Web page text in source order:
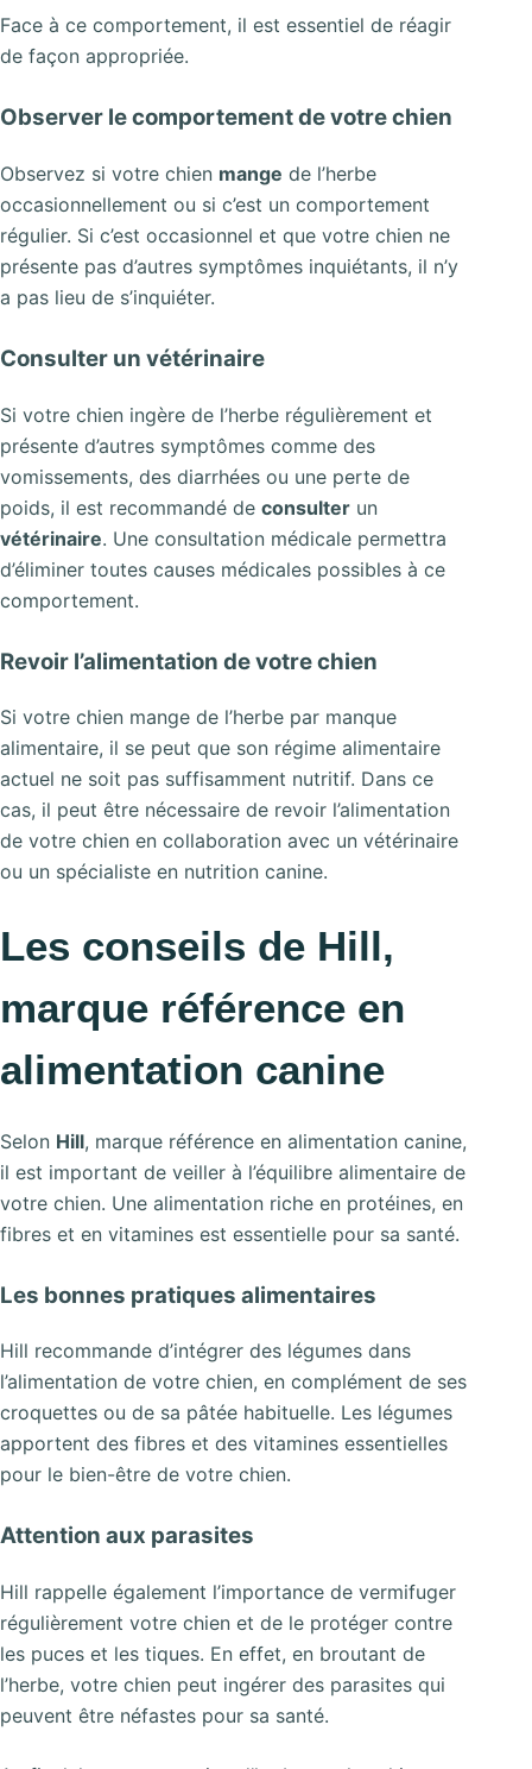
Face à ce comportement, il est essentiel de réagir
de façon appropriée.
Observer le comportement de votre chien
Observez si votre chien mange de l’herbe
occasionnellement ou si c’est un comportement
régulier. Si c’est occasionnel et que votre chien ne
présente pas d’autres symptômes inquiétants, il n’y
a pas lieu de s’inquiéter.
Consulter un vétérinaire
Si votre chien ingère de l’herbe régulièrement et
présente d’autres symptômes comme des
vomissements, des diarrhées ou une perte de
poids, il est recommandé de consulter un
vétérinaire. Une consultation médicale permettra
d’éliminer toutes causes médicales possibles à ce
comportement.
Revoir l’alimentation de votre chien
Si votre chien mange de l’herbe par manque
alimentaire, il se peut que son régime alimentaire
actuel ne soit pas suffisamment nutritif. Dans ce
cas, il peut être nécessaire de revoir l’alimentation
de votre chien en collaboration avec un vétérinaire
ou un spécialiste en nutrition canine.
Les conseils de Hill,
marque référence en
alimentation canine
Selon Hill, marque référence en alimentation canine,
il est important de veiller à l’équilibre alimentaire de
votre chien. Une alimentation riche en protéines, en
fibres et en vitamines est essentielle pour sa santé.
Les bonnes pratiques alimentaires
Hill recommande d’intégrer des légumes dans
l’alimentation de votre chien, en complément de ses
croquettes ou de sa pâtée habituelle. Les légumes
apportent des fibres et des vitamines essentielles
pour le bien-être de votre chien.
Attention aux parasites
Hill rappelle également l’importance de vermifuger
régulièrement votre chien et de le protéger contre
les puces et les tiques. En effet, en broutant de
l’herbe, votre chien peut ingérer des parasites qui
peuvent être néfastes pour sa santé.